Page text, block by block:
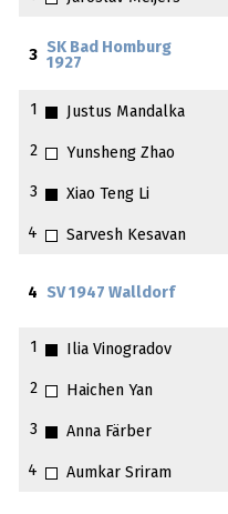
3
SK Bad Homburg
1927
1 Justus Mandalka
2 Yunsheng Zhao
3 Xiao Teng Li
4 Sarvesh Kesavan
4 SV 1947 Walldorf
1 Ilia Vinogradov
2 Haichen Yan
3
Anna Färber
4 Aumkar Sriram